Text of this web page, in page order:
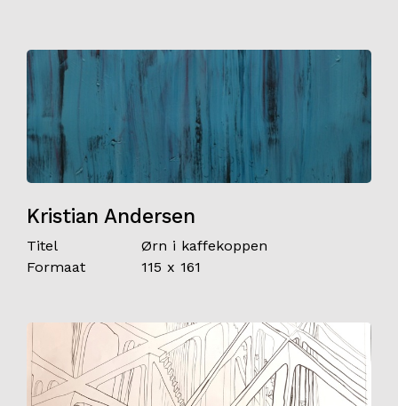
Kristian Andersen
Titel
Ørn i kaffekoppen
Formaat
115 x 161